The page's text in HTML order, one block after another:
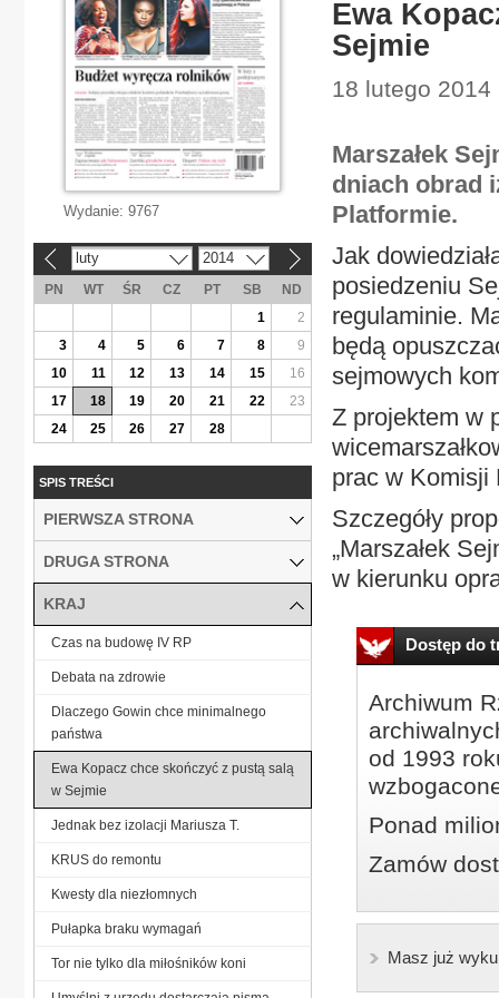
Ewa
Sejmie
18 lutego 2014
Marszałek
dniach obrad
Platformie.
Jak
posiedzeniu
regulaminie.
będą
sejmowych
Z projektem w
prac w Komisji
Szczegóły
„Marszałek
w kierunku
Dostęp do
Archiwum
od 1993
Ponad
Zamów
Masz już
Wydanie: 9767
luty 2014
PN WT ŚR CZ PT SB
ND
1
2
3
4 5 6 7 8
9
10
11 12 13 14 15
16
17
18 19 20 21 22
23
24
25 26 27 28
SPIS TREŚCI
PIERWSZA STRONA
DRUGA STRONA
KRAJ
Czas na budowę IV RP
Debata na zdrowie
Dlaczego Gowin chce minimalnego
państwa
Ewa Kopacz chce skończyć z pustą salą
w Sejmie
Jednak bez izolacji Mariusza T.
KRUS do remontu
Kwesty dla niezłomnych
Pułapka braku wymagań
Tor nie tylko dla miłośników koni